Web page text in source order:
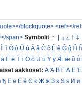
blockquote> <ref></
span> Symbolit: ~ | ¡ ¿ † ‡
Ì ì Ò ò Ù ù Â â Ĉ ĉ Ê ê Ĝ ĝ Ĥ ĥ
ā Ē ē Ī ī Ō ō Ū ū Ȳ ȳ Ǣ ǣ ǖ ǘ
aakkoset: Α Ά Β Γ Δ Ε Έ
ђ Е е Ё ё Є є Ж ж З з Ѕ ѕ И и